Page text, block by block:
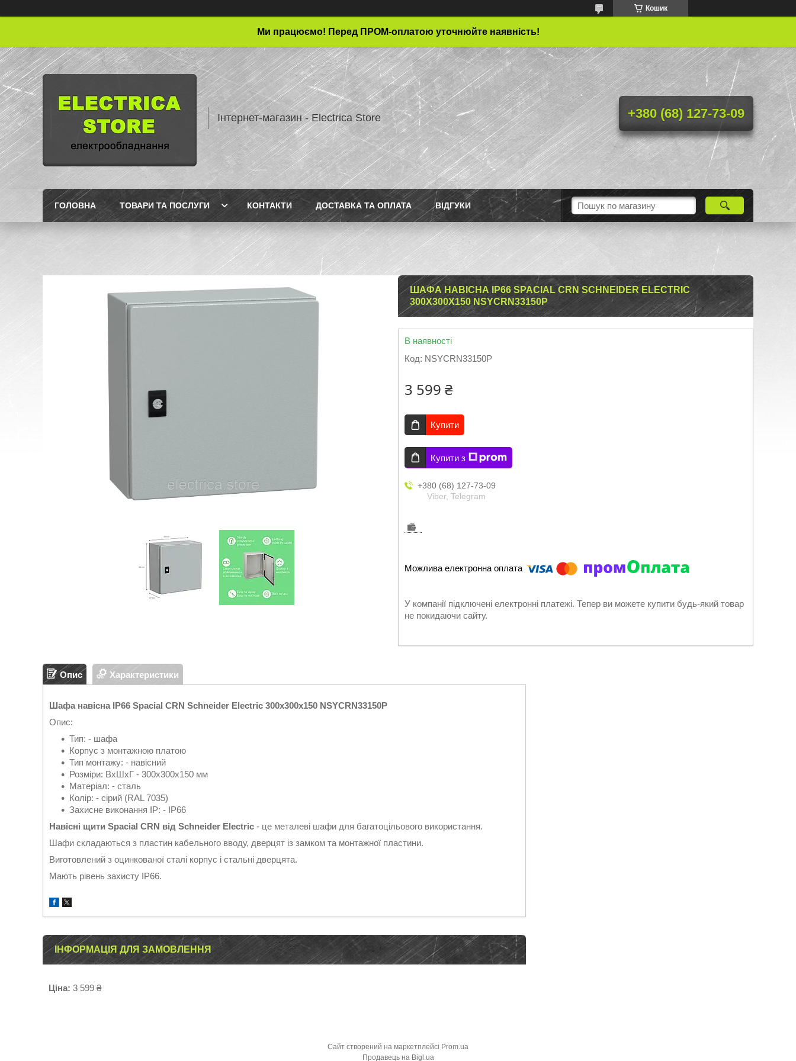
Кошик
Ми працюємо! Перед ПРОМ-оплатою уточнюйте наявність!
Інтернет-магазин - Electrica Store +380 (68) 127-73-09
ГОЛОВНА ТОВАРИ ТА ПОСЛУГИ КОНТАКТИ ДОСТАВКА ТА ОПЛАТА ВІДГУКИ
ШАФА НАВІСНА IP66 SPACIAL CRN SCHNEIDER ELECTRIC
300X300X150 NSYCRN33150P
В наявності
Код: NSYCRN33150P
3 599 ₴
Купити
Купити з
+380 (68) 127-73-09
Viber, Telegram
У компанії підключені електронні платежі. Тепер ви можете купити будь-який товар
не покидаючи сайту.
Опис Характеристики
Шафа навісна IP66 Spacial CRN Schneider Electric 300x300x150 NSYCRN33150P
Опис:
Тип: - шафа
Корпус з монтажною платою
Тип монтажу: - навісний
Розміри: ВхШхГ - 300х300х150 мм
Матеріал: - сталь
Колір: - сірий (RAL 7035)
Захисне виконання ІР: - IP66
Навісні щити Spacial CRN від Schneider Electric - це металеві шафи для багатоцільового використання.
Шафи складаються з пластин кабельного вводу, дверцят із замком та монтажної пластини.
Виготовлений з оцинкованої сталі корпус і стальні дверцята.
Мають рівень захисту IP66.
ІНФОРМАЦІЯ ДЛЯ ЗАМОВЛЕННЯ
Ціна: 3 599 ₴
Сайт створений на маркетплейсі Prom.ua
Продавець на Bigl.ua